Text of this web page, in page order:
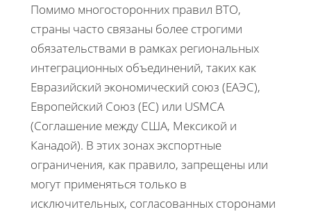
Помимо многосторонних правил ВТО,
страны часто связаны более строгими
обязательствами в рамках региональных
интеграционных объединений, таких как
Евразийский экономический союз (ЕАЭС),
Европейский Союз (ЕС) или USMCA
(Соглашение между США, Мексикой и
Канадой). В этих зонах экспортные
ограничения, как правило, запрещены или
могут применяться только в
исключительных, согласованных сторонами